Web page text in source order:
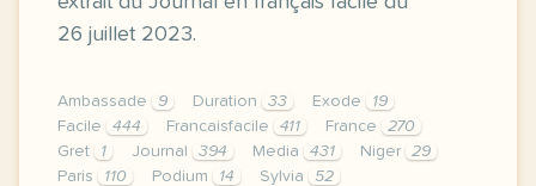
26 juillet 2023.
Ambassade 9 Duration 33 Exode
19
Facile
444 Francaisfacile 411 France
270
Gret
1 Journal 394 Media 431 Niger
29
Paris
110 Podium 14 Sylvia 52